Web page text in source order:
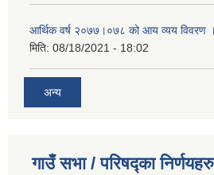
आर्थिक वर्ष २०७७।०७८ को आय व्यय विवरण ।
मिति: 08/18/2021 - 18:02
अन्य
गाउँ सभा / परिषद्का निर्णयहरु